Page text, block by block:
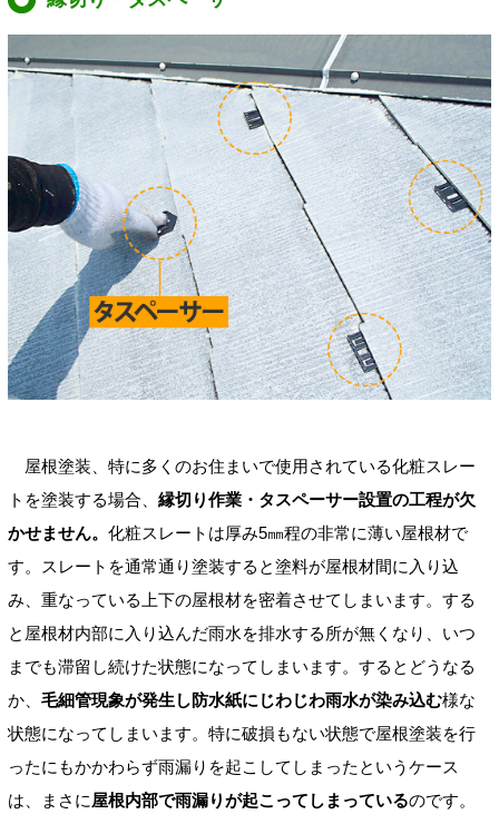
屋根塗装、特に多くのお住まいで使用されている化粧スレー
トを塗装する場合、 縁切り作業・タスペーサー設置の工程が欠
かせません。 化粧スレートは厚み5㎜程の非常に薄い屋根材で
す。スレートを通常通り塗装すると塗料が屋根材間に入り込
み、重なっている上下の屋根材を密着させてしまいます。する
と屋根材内部に入り込んだ雨水を排水する所が無くなり、いつ
までも滞留し続けた状態になってしまいます。するとどうなる
か、 毛細管現象が発生し防水紙にじわじわ雨水が染み込む様な
状態になってしまいます。特に破損もない状態で屋根塗装を行
ったにもかかわらず雨漏りを起こしてしまったというケース
は、まさに屋根内部で雨漏りが起こってしまっているのです。